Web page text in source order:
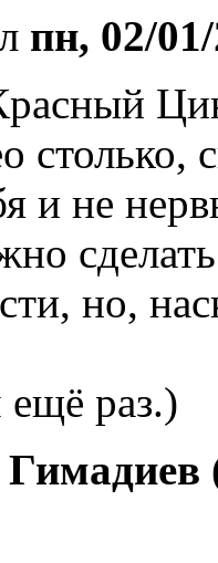
пн, 02/
и не
но,
раз.)